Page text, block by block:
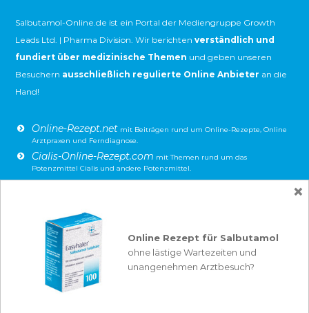
Salbutamol-Online.de ist ein Portal der Mediengruppe Growth
Leads Ltd. | Pharma Division. Wir berichten verständlich und
fundiert über medizinische Themen und geben unseren
Besuchern ausschließlich regulierte Online Anbieter an die
Hand!
Online-Rezept.netmit Beiträgen rund um Online-Rezepte, Online
Arztpraxen und Ferndiagnose.
Cialis-Online-Rezept.com mit Themen rund um das
Potenzmittel Cialis und andere Potenzmittel.
Viagra-Online-Rezept.com
Finasterid-Online.com
Haarausfall und Prostata-Beschwerden.
Erkältung-Loswerden.com: Alles über Erkältung und Grippe –
einfach und verständlich erklärt!
Online Rezept für Salbutamol
ohne lästige Wartezeiten und
unangenehmen Arztbesuch?
×